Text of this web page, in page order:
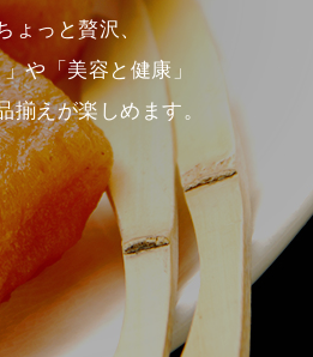
ょっと贅沢、
や「美容と健康」
えが楽しめます。